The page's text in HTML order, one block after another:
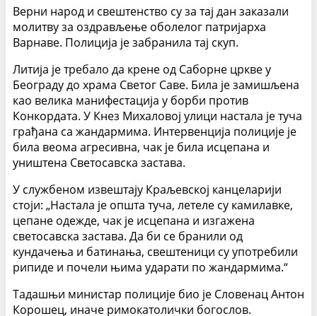
Верни народ и свештенство су за тај дан заказали
молитву за оздрављење оболелог патријарха
Варнаве. Полиција је забранила тај скуп.
Литија је требало да крене од Саборне цркве у
Београду до храма Светог Саве. Била је замишљена
као велика манифестација у борби против
Конкордата. У Кнез Михаловој улици настала је туча
грађана са жандармима. Интервенција полиције је
била веома агресивна, чак је била исцепана и
уништена Светосавска застава.
У службеном извештају Краљевској канцеларији
стоји: „Настала је општа туча, летеле су камилавке,
цепане одежде, чак је исцепана и изгажена
светосавска застава. Да би се бранили од
кундачења и батинања, свештеници су употребили
рипиде и почели њима ударати по жандармима.“
Тадашњи министар полиције био је Словенац Антон
Корошец, иначе римокатолички богослов.